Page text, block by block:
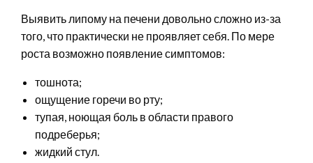
Выявить липому на печени довольно сложно из-за
того, что практически не проявляет себя. По мере
роста возможно появление симптомов:
тошнота;
ощущение горечи во рту;
тупая, ноющая боль в области правого
подреберья;
жидкий стул.